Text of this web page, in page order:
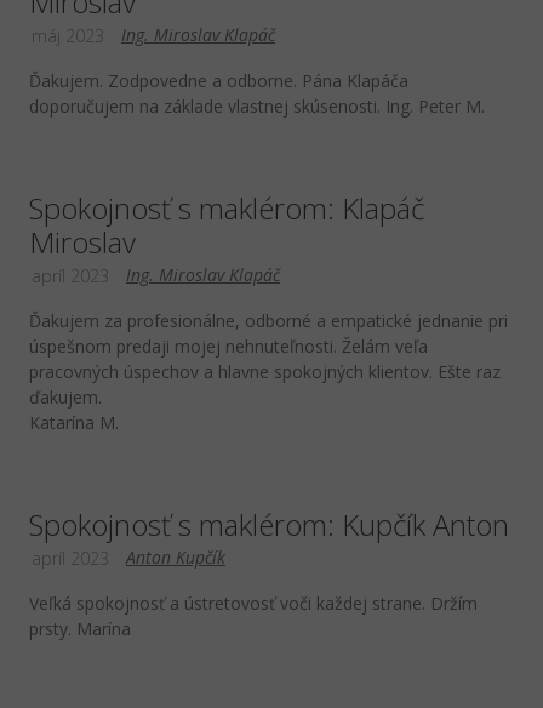
Ing. Miroslav Klapáč
máj 2023
Ďakujem. Zodpovedne a odborne. Pána Klapáča
doporučujem na základe vlastnej skúsenosti. Ing. Peter M.
Spokojnosť s maklérom: Klapáč
Miroslav
Ing. Miroslav Klapáč
apríl 2023
Ďakujem za profesionálne, odborné a empatické jednanie pri
úspešnom predaji mojej nehnuteľnosti. Želám veľa
pracovných úspechov a hlavne spokojných klientov. Ešte raz
ďakujem.
Katarína M.
Spokojnosť s maklérom: Kupčík Anton
Anton Kupčík
apríl 2023
Veľká spokojnosť a ústretovosť voči každej strane. Držím
prsty. Marína